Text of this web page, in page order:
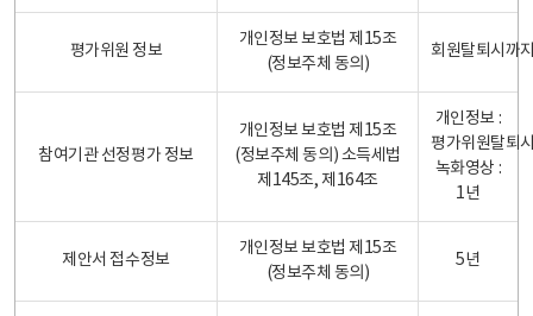
평가위원 정보
개인정보 보호법 제15조
(정보주체 동의)
회원탈퇴시까
참여기관 선정평가 정보
개인정보 보호법 제15조
(정보주체 동의) 소득세법
제145조, 제164조
개인정보 :
평가위원탈퇴
녹화영상 :
1년
제안서 접수정보
개인정보 보호법 제15조
(정보주체 동의)
5년